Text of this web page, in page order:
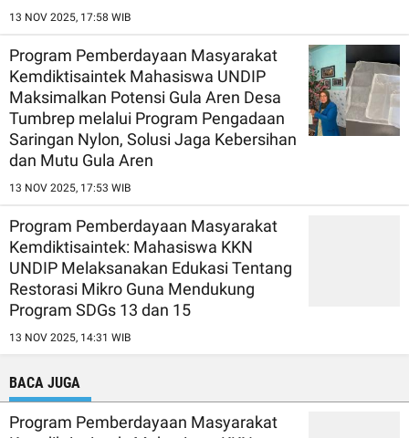
13 NOV 2025, 17:58 WIB
Program Pemberdayaan Masyarakat
Kemdiktisaintek Mahasiswa UNDIP
Maksimalkan Potensi Gula Aren Desa
Tumbrep melalui Program Pengadaan
Saringan Nylon, Solusi Jaga Kebersihan
dan Mutu Gula Aren
13 NOV 2025, 17:53 WIB
Program Pemberdayaan Masyarakat
Kemdiktisaintek: Mahasiswa KKN
UNDIP Melaksanakan Edukasi Tentang
Restorasi Mikro Guna Mendukung
Program SDGs 13 dan 15
13 NOV 2025, 14:31 WIB
BACA JUGA
Program Pemberdayaan Masyarakat